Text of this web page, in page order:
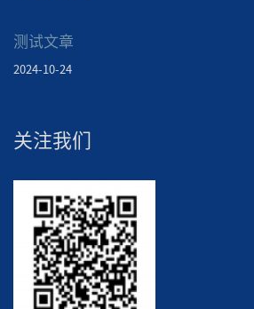
测试文章
2024-10-24
关注我们